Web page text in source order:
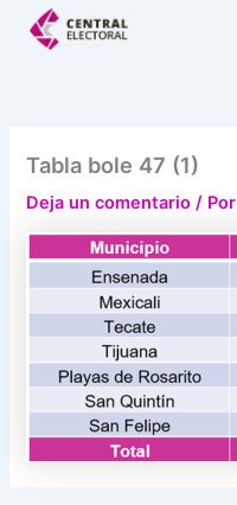
Tabla bole 47 (1)
Deja un comentario / Por